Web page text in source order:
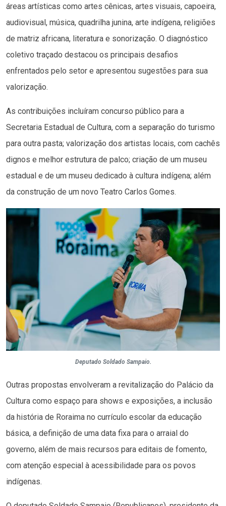
áreas artísticas como artes cênicas, artes visuais, capoeira,
audiovisual, música, quadrilha junina, arte indígena, religiões
de matriz africana, literatura e sonorização. O diagnóstico
coletivo traçado destacou os principais desafios
enfrentados pelo setor e apresentou sugestões para sua
valorização.
As contribuições incluíram concurso público para a
Secretaria Estadual de Cultura, com a separação do turismo
para outra pasta; valorização dos artistas locais, com cachês
dignos e melhor estrutura de palco; criação de um museu
estadual e de um museu dedicado à cultura indígena; além
da construção de um novo Teatro Carlos Gomes.
Deputado Soldado Sampaio.
Outras propostas envolveram a revitalização do Palácio da
Cultura como espaço para shows e exposições, a inclusão
da história de Roraima no currículo escolar da educação
básica, a definição de uma data fixa para o arraial do
governo, além de mais recursos para editais de fomento,
com atenção especial à acessibilidade para os povos
indígenas.